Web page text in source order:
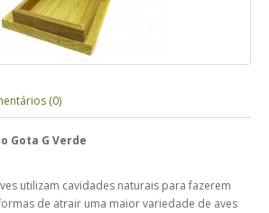
(0)
Gota G Verde
utilizam cavidades naturais para fazerem
de atrair uma maior variedade de aves